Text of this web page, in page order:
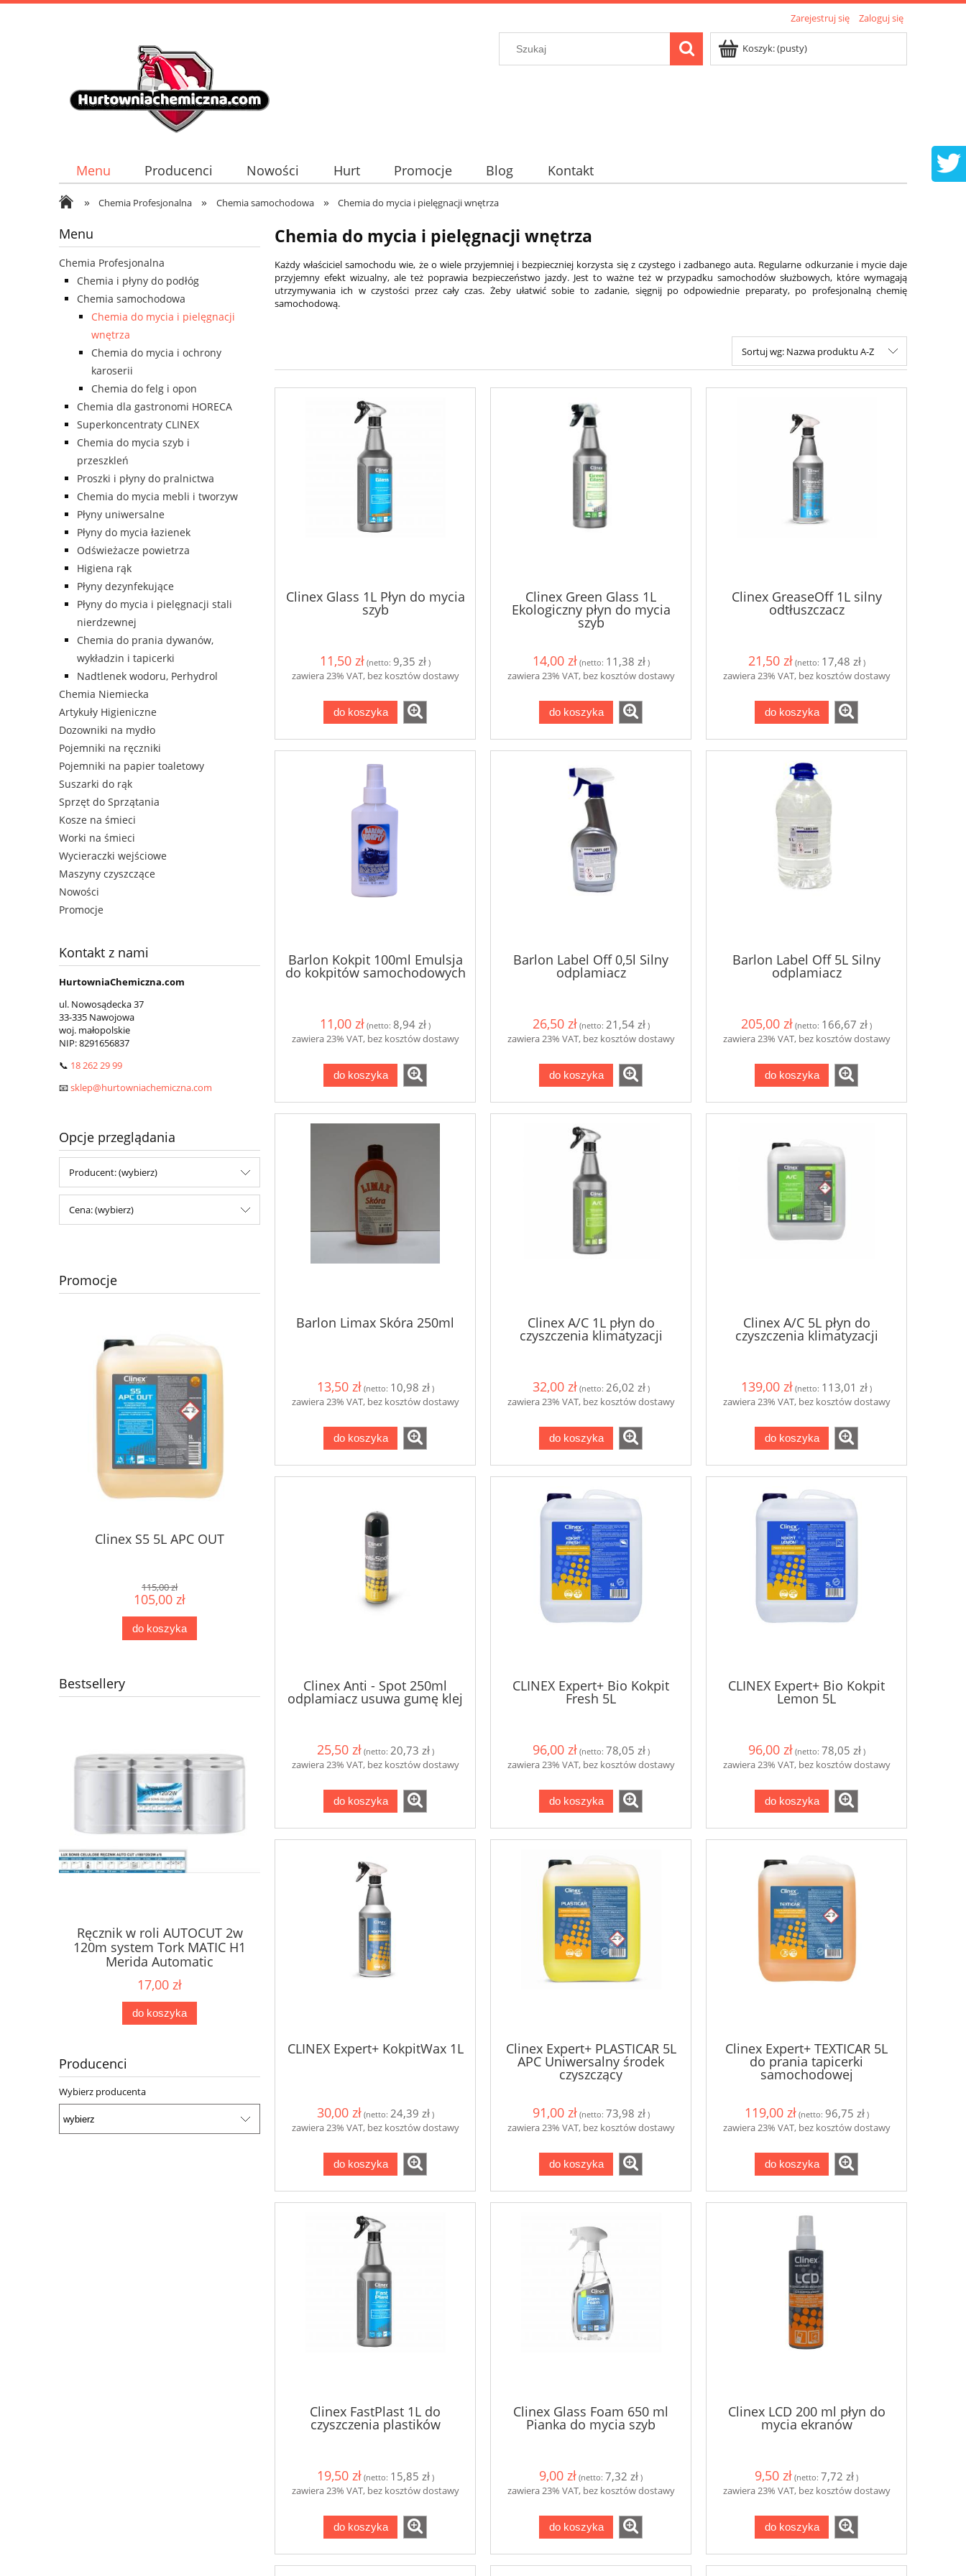
Zarejestruj się Zaloguj się
Koszyk:(pusty)
Menu Producenci Nowości Hurt Promocje Blog Kontakt
» Chemia Profesjonalna » Chemia samochodowa » Chemia do mycia i pielęgnacji wnętrza
Menu
Chemia Profesjonalna
Chemia i płyny do podłóg
Chemia samochodowa
Chemia do mycia i pielęgnacji
wnętrza
Chemia do mycia i ochrony
karoserii
Chemia do felg i opon
Chemia dla gastronomi HORECA
Superkoncentraty CLINEX
Chemia do mycia szyb i
przeszkleń
Proszki i płyny do pralnictwa
Chemia do mycia mebli i tworzyw
Płyny uniwersalne
Płyny do mycia łazienek
Odświeżacze powietrza
Higiena rąk
Płyny dezynfekujące
Płyny do mycia i pielęgnacji stali
nierdzewnej
Chemia do prania dywanów,
wykładzin i tapicerki
Nadtlenek wodoru, Perhydrol
Chemia Niemiecka
Artykuły Higieniczne
Dozowniki na mydło
Pojemniki na ręczniki
Pojemniki na papier toaletowy
Suszarki do rąk
Sprzęt do Sprzątania
Kosze na śmieci
Worki na śmieci
Wycieraczki wejściowe
Maszyny czyszczące
Nowości
Promocje
Kontakt z nami
HurtowniaChemiczna.com
ul. Nowosądecka 37
33-335 Nawojowa
woj. małopolskie
NIP:8291656837
📞 18 262 29 99
📧sklep@hurtowniachemiczna.com
Opcje przeglądania
Producent: (wybierz)
Cena: (wybierz)
Promocje
Clinex S5 5L APC OUT
115,00 zł
105,00 zł
do koszyka
Bestsellery
Ręcznik w roli AUTOCUT 2w
120m system Tork MATIC H1
Merida Automatic
17,00 zł
do koszyka
Papier toaletowy centralnego
dozowania 180m do Tork
SmartOne T8
Magiczna gąbka z melaminy
3,39 zł
Clinex Grill 1L do mycia grilli i
piekarników
19,10 zł
Producenci
Wybierz producenta
Chemia do mycia i pielęgnacji wnętrza
Każdy właściciel samochodu wie, że o wiele przyjemniej i bezpieczniej korzysta się z czystego i zadbanego auta. Regularne odkurzanie i mycie daje
przyjemny efekt wizualny, ale też poprawia bezpieczeństwo jazdy. Jest to ważne też w przypadku samochodów służbowych, które wymagają
utrzymywania ich w czystości przez cały czas. Żeby ułatwić sobie to zadanie, sięgnij po odpowiednie preparaty, po profesjonalną chemię
samochodową.
Sortuj wg: Nazwa produktu A-Z
Clinex Glass 1L Płyn do mycia
szyb
11,50 zł (netto: 9,35 zł )
zawiera 23% VAT, bez kosztów dostawy
do koszyka
Clinex Green Glass 1L
Ekologiczny płyn do mycia
szyb
14,00 zł (netto: 11,38 zł)
zawiera 23% VAT, bez kosztów dostawy
do koszyka
Clinex GreaseOff 1L silny
odtłuszczacz
21,50 zł (netto: 17,48 zł)
zawiera 23% VAT, bez kosztów dostawy
do koszyka
Barlon Kokpit 100ml Emulsja
do kokpitów samochodowych
11,00 zł (netto: 8,94 zł )
zawiera 23% VAT, bez kosztów dostawy
do koszyka
Barlon Label Off 0,5l Silny
odplamiacz
26,50 zł (netto: 21,54 zł)
zawiera 23% VAT, bez kosztów dostawy
do koszyka
Barlon Label Off 5L Silny
odplamiacz
205,00 zł (netto: 166,67 zł )
zawiera 23% VAT, bez kosztów dostawy
do koszyka
Barlon Limax Skóra 250ml
13,50 zł (netto: 10,98 zł)
zawiera 23% VAT, bez kosztów dostawy
do koszyka
Clinex A/C 1L płyn do
czyszczenia klimatyzacji
32,00 zł (netto: 26,02 zł)
zawiera 23% VAT, bez kosztów dostawy
do koszyka
Clinex A/C 5L płyn do
czyszczenia klimatyzacji
139,00 zł (netto: 113,01 zł )
zawiera 23% VAT, bez kosztów dostawy
do koszyka
Clinex Anti - Spot 250ml
odplamiacz usuwa gumę klej
25,50 zł (netto: 20,73 zł)
zawiera 23% VAT, bez kosztów dostawy
do koszyka
CLINEX Expert+ Bio Kokpit
Fresh 5L
96,00 zł (netto: 78,05 zł)
zawiera 23% VAT, bez kosztów dostawy
do koszyka
CLINEX Expert+ Bio Kokpit
Lemon 5L
96,00 zł (netto: 78,05 zł)
zawiera 23% VAT, bez kosztów dostawy
do koszyka
CLINEX Expert+ KokpitWax 1L
30,00 zł (netto: 24,39 zł)
zawiera 23% VAT, bez kosztów dostawy
do koszyka
Clinex Expert+ PLASTICAR 5L
APC Uniwersalny środek
czyszczący
91,00 zł (netto: 73,98 zł)
zawiera 23% VAT, bez kosztów dostawy
do koszyka
Clinex Expert+ TEXTICAR 5L
do prania tapicerki
samochodowej
119,00 zł (netto: 96,75 zł)
zawiera 23% VAT, bez kosztów dostawy
do koszyka
Clinex FastPlast 1L do
czyszczenia plastików
19,50 zł (netto: 15,85 zł)
zawiera 23% VAT, bez kosztów dostawy
do koszyka
Clinex Glass Foam 650 ml
Pianka do mycia szyb
9,00 zł (netto: 7,32 zł )
zawiera 23% VAT, bez kosztów dostawy
do koszyka
Clinex LCD 200 ml płyn do
mycia ekranów
9,50 zł (netto: 7,72 zł )
zawiera 23% VAT, bez kosztów dostawy
do koszyka